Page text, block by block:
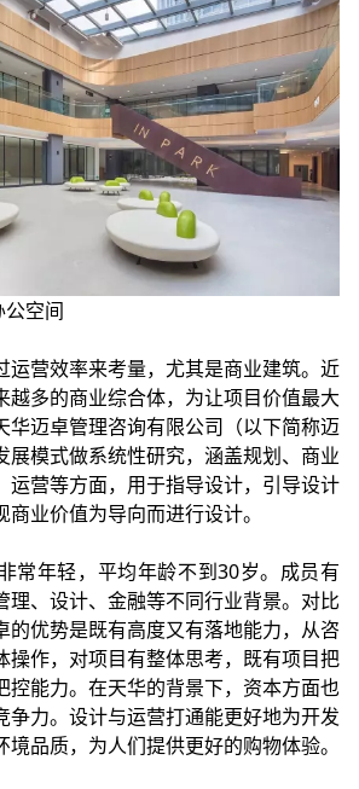
公空间
运营效率来考量，尤其是商业建筑。近
越多的商业综合体，为让项目价值最大
华迈卓管理咨询有限公司（以下简称迈
展模式做系统性研究，涵盖规划、商业
运营等方面，用于指导设计，引导设计
业价值为导向而进行设计。
常年轻，平均年龄不到30岁。成员有
理、设计、金融等不同行业背景。对比
的优势是既有高度又有落地能力，从咨
操作，对项目有整体思考，既有项目把
控能力。在天华的背景下，资本方面也
争力。设计与运营打通能更好地为开发
品质，为人们提供更好的购物体验。